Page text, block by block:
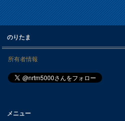
のりたま
所有者情報
メニュー